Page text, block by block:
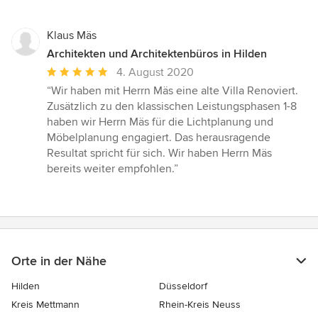
Klaus Mäs
Architekten und Architektenbüros in Hilden
Durchschnittliche
Bewertung:
5
von
5
Sternen
4. August 2020
“Wir haben mit Herrn Mäs eine alte Villa Renoviert.
Zusätzlich zu den klassischen Leistungsphasen 1-8
haben wir Herrn Mäs für die Lichtplanung und
Möbelplanung engagiert. Das herausragende
Resultat spricht für sich. Wir haben Herrn Mäs
bereits weiter empfohlen.”
Orte in der Nähe
Hilden
Düsseldorf
Kreis Mettmann
Rhein-Kreis Neuss